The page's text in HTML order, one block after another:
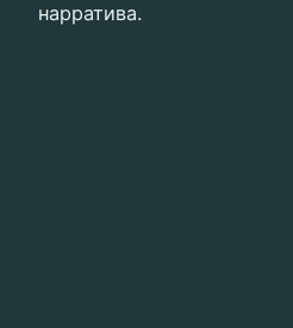
нарратива.